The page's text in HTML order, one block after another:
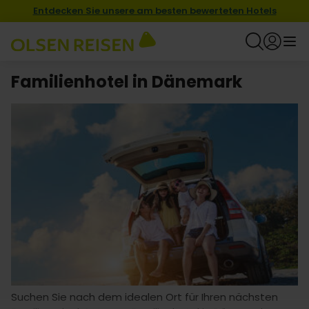
Entdecken Sie unsere am besten bewerteten Hotels
Familienhotel in Dänemark
Suchen Sie nach dem idealen Ort für Ihren nächsten